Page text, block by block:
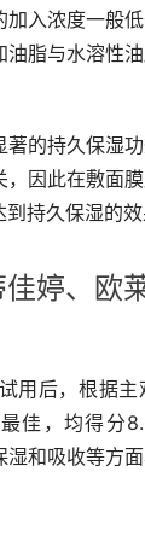
入浓度一般低
油脂与水溶性
著的持久保湿
，因此在敷面
持久保湿的效
婷、欧
用后，根据主
佳，均得分
湿和吸收等方